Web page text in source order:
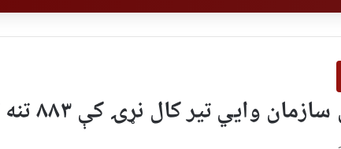
وايي تیر کال نړۍ کې ۸۸۳ تنه اعدام شوي